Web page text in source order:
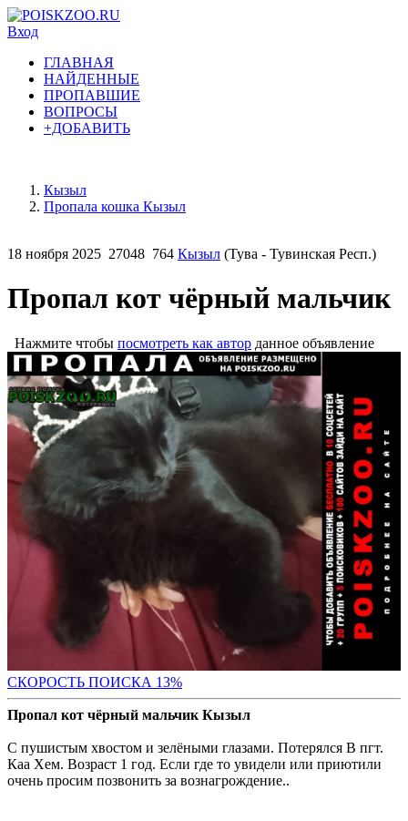
Вход
ГЛАВНАЯ
НАЙДЕННЫЕ
ПРОПАВШИЕ
ВОПРОСЫ
+ДОБАВИТЬ
Кызыл
Пропала кошка Кызыл
18 ноября 2025 27048 764 Кызыл (Тува - Тувинская Респ.)
Пропал кот чёрный мальчик
Нажмите чтобы посмотреть как автор данное объявление
СКОРОСТЬ ПОИСКА 13%
Пропал кот чёрный мальчик Кызыл
С пушистым хвостом и зелёными глазами. Потерялся В пгт.
Каа Хем. Возраст 1 год. Если где то увидели или приютили
очень просим позвонить за вознагрождение..